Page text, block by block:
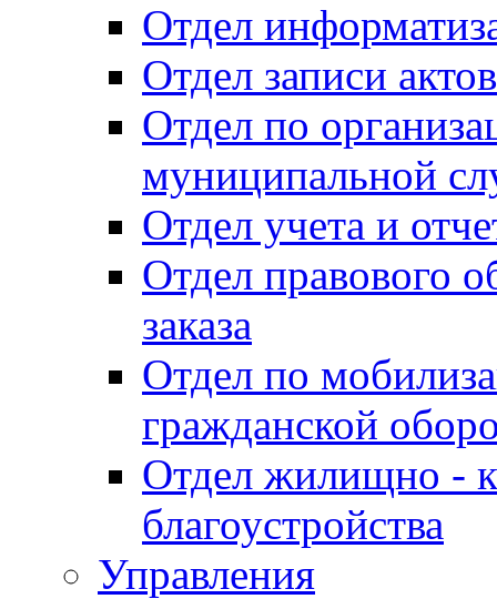
Отдел
Отдел записи
Отдел по
муниципальной
Отдел учета и
Отдел правового
заказа
Отдел по
гражданской
Отдел жилищно -
благоустройства
Управления